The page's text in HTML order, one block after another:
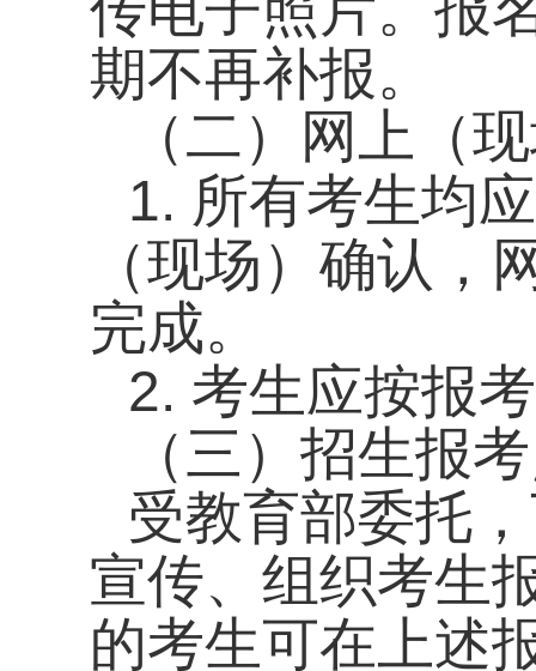
期不再补报。
（二）网上（
1. 所有考生均
（现场）确认，
完成。
2. 考生应按报
（三）招生报
受教育部委托
宣传、组织考生
的考生可在上述